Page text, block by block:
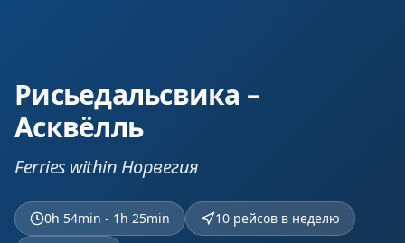
Рисьедальсвика –
Асквёлль
Ferries within Норвегия
0h 54min - 1h 25min
10 рейсов в неделю